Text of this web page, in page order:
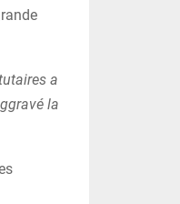
a
la